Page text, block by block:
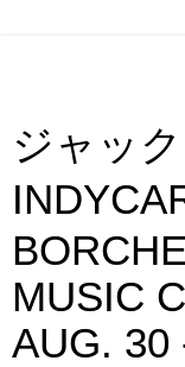
ジャッ
MUSIC
AUG. 30